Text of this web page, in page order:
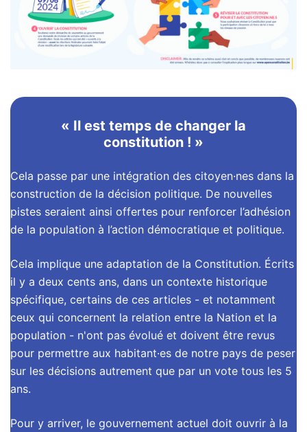
« Il est temps de changer la
constitution ! »
Cela passe par une intégration des citoyen·nes dans la
construction de la décision politique. De nouvelles
pistes seraient ainsi offertes pour renforcer l’adhésion
de la population à l’action démocratique et politique.
Cela implique une adaptation de la Constitution. Écrits
il y a deux cents ans, dans un contexte historique
spécifique, certains de ces articles - et notamment
ceux qui concernent la relation entre la Nation et la
population - n'ont pas évolué et doivent être revus
pour permettre aux habitant·es de notre pays de peser
sur les décisions autrement que par un vote tous les 5
ans.
Pour y arriver, le gouvernement actuel doit ouvrir à la